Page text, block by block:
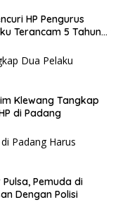
HP Pengurus
Terancam 5 Tahun
Klewang Tangkap
di Padang
Pemuda di
Dengan Polisi